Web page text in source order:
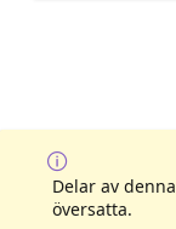
Delar av
översatta.